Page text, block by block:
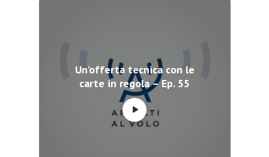
Un’offerta tecnica con le
carte in regola – Ep. 55